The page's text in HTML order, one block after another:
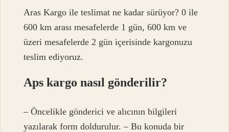
Aras Kargo ile teslimat ne kadar sürüyor? 0 ile
600 km arası mesafelerde 1 gün, 600 km ve
üzeri mesafelerde 2 gün içerisinde kargonuzu
teslim ediyoruz.
Aps kargo nasıl gönderilir?
– Öncelikle gönderici ve alıcının bilgileri
yazılarak form doldurulur. – Bu konuda bir